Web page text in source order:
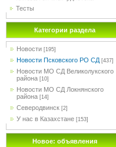
Тесты
Категории раздела
Новости [195]
Новости Псковского РО СД [437]
Новости МО СД Великолукского
района [10]
Новости МО СД Локнянского
района [14]
Северодвинск [2]
У нас в Казахстане [153]
Новое: объявления